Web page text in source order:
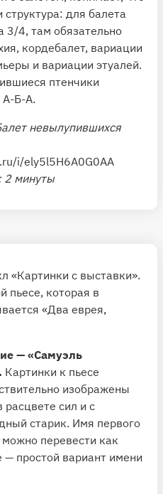
для балета
3/4, там обязательно
кордебалет, вариации
и вариации этуалей.
птенчики
А-Б-А.
невылупившихся
i/ely5l5H6A0G0AA
2 минуты
«Картинки с выставки».
пьесе, которая в
«Два еврея,
— «Самуэль
Картинки к пьесе
изображены
сил и с
старик. Имя первого
перевести как
простой вариант имени